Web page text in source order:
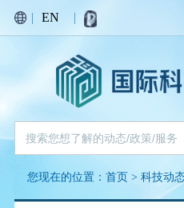
| EN |
您现在的位置：首页 >科技动